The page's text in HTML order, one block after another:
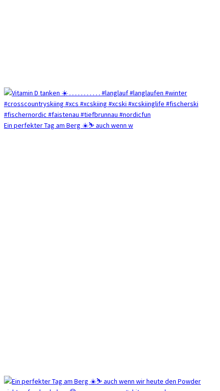
Ein perfekter Tag am Berg ☀️⛷️ auch wenn w